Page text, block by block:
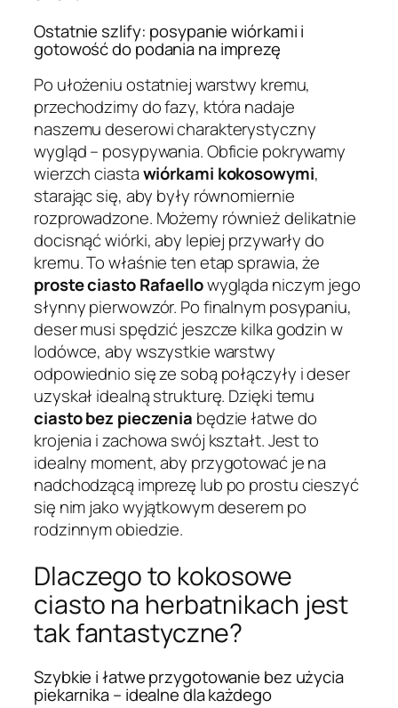
Ostatnie szlify: posypanie wiórkami i
gotowość do podania na imprezę
Po ułożeniu ostatniej warstwy kremu,
przechodzimy do fazy, która nadaje
naszemu deserowi charakterystyczny
wygląd – posypywania. Obficie pokrywamy
wierzch ciastawiórkami kokosowymi,
starając się, aby były równomiernie
rozprowadzone. Możemy również delikatnie
docisnąć wiórki, aby lepiej przywarły do
kremu. To właśnie ten etap sprawia, że
proste ciasto Rafaellowygląda niczym jego
słynny pierwowzór. Po finalnym posypaniu,
deser musi spędzić jeszcze kilka godzin w
lodówce, aby wszystkie warstwy
odpowiednio się ze sobą połączyły i deser
uzyskał idealną strukturę. Dzięki temu
ciasto bez pieczenia będzie łatwe do
krojenia i zachowa swój kształt. Jest to
idealny moment, aby przygotować je na
nadchodzącą imprezę lub po prostu cieszyć
się nim jako wyjątkowym deserem po
rodzinnym obiedzie.
Dlaczego to kokosowe
ciasto na herbatnikach jest
tak fantastyczne?
Szybkie i łatwe przygotowanie bez użycia
piekarnika – idealne dla każdego